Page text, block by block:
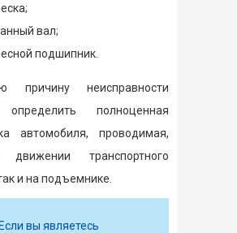
вал;
подшипник.
причину неисправности
полноценная
автомобиля, проводимая,
транспортного
и на подъемнике.
вы являетесь